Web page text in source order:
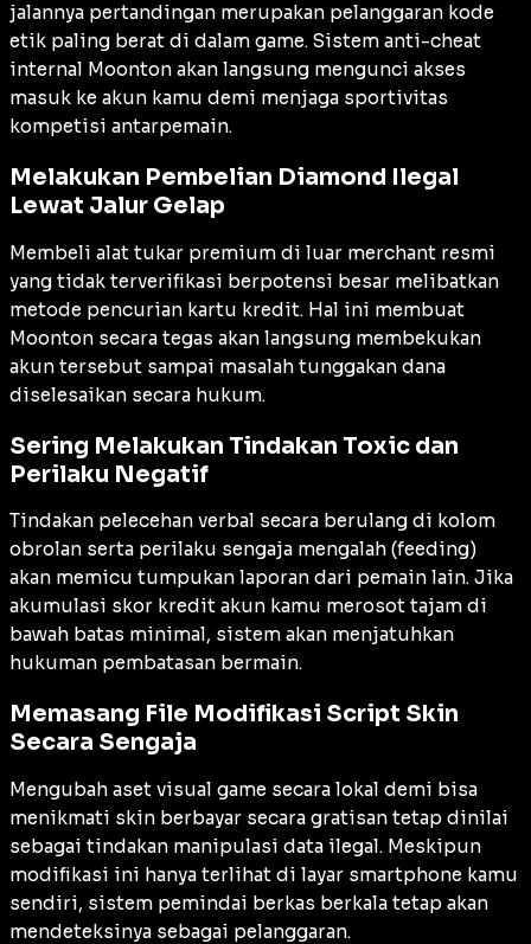
jalannya pertandingan merupakan pelanggaran kode
etik paling berat di dalam game. Sistem anti-cheat
internal Moonton akan langsung mengunci akses
masuk ke akun kamu demi menjaga sportivitas
kompetisi antarpemain.
Melakukan Pembelian Diamond Ilegal
Lewat Jalur Gelap
Membeli alat tukar premium di luar merchant resmi
yang tidak terverifikasi berpotensi besar melibatkan
metode pencurian kartu kredit. Hal ini membuat
Moonton secara tegas akan langsung membekukan
akun tersebut sampai masalah tunggakan dana
diselesaikan secara hukum.
Sering Melakukan Tindakan Toxic dan
Perilaku Negatif
Tindakan pelecehan verbal secara berulang di kolom
obrolan serta perilaku sengaja mengalah (feeding)
akan memicu tumpukan laporan dari pemain lain. Jika
akumulasi skor kredit akun kamu merosot tajam di
bawah batas minimal, sistem akan menjatuhkan
hukuman pembatasan bermain.
Memasang File Modifikasi Script Skin
Secara Sengaja
Mengubah aset visual game secara lokal demi bisa
menikmati skin berbayar secara gratisan tetap dinilai
sebagai tindakan manipulasi data ilegal. Meskipun
modifikasi ini hanya terlihat di layar smartphone kamu
sendiri, sistem pemindai berkas berkala tetap akan
mendeteksinya sebagai pelanggaran.